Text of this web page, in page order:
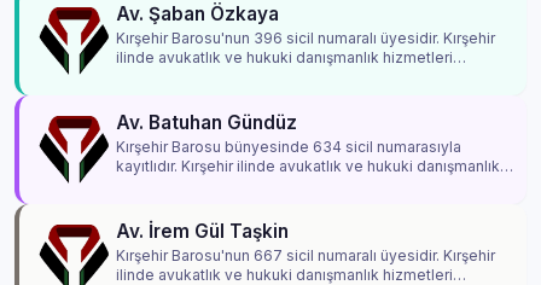
Av. Şaban Özkaya
Kırşehir Barosu'nun 396 sicil numaralı üyesidir. Kırşehir
ilinde avukatlık ve hukuki danışmanlık hizmetleri
Av. Batuhan Gündüz
Kırşehir Barosu bünyesinde 634 sicil numarasıyla
kayıtlıdır. Kırşehir ilinde avukatlık ve hukuki danışmanlık
Av. İrem Gül Taşkin
Kırşehir Barosu'nun 667 sicil numaralı üyesidir. Kırşehir
ilinde avukatlık ve hukuki danışmanlık hizmetleri